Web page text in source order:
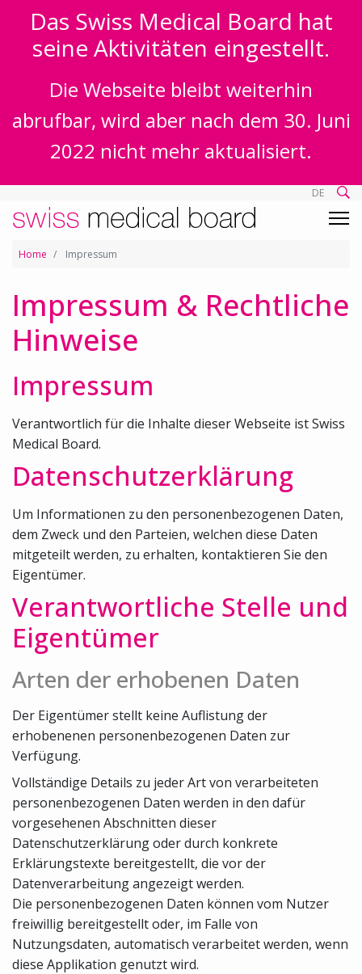
Das Swiss Medical Board hat
seine Aktivitäten eingestellt.
Die Webseite bleibt weiterhin
abrufbar, wird aber nach dem 30. Juni
2022 nicht mehr aktualisiert.
DE
Home Impressum
Impressum & Rechtliche
Hinweise
Impressum
Verantwortlich für die Inhalte dieser Webseite ist Swiss
Medical Board.
Datenschutzerklärung
Um Informationen zu den personenbezogenen Daten,
dem Zweck und den Parteien, welchen diese Daten
mitgeteilt werden, zu erhalten, kontaktieren Sie den
Eigentümer.
Verantwortliche Stelle und
Eigentümer
Arten der erhobenen Daten
Der Eigentümer stellt keine Auflistung der
erhobenenen personenbezogenen Daten zur
Verfügung.
Vollständige Details zu jeder Art von verarbeiteten
personenbezogenen Daten werden in den dafür
vorgesehenen Abschnitten dieser
Datenschutzerklärung oder durch konkrete
Erklärungstexte bereitgestellt, die vor der
Datenverarbeitung angezeigt werden.
Die personenbezogenen Daten können vom Nutzer
freiwillig bereitgestellt oder, im Falle von
Nutzungsdaten, automatisch verarbeitet werden, wenn
diese Applikation genutzt wird.